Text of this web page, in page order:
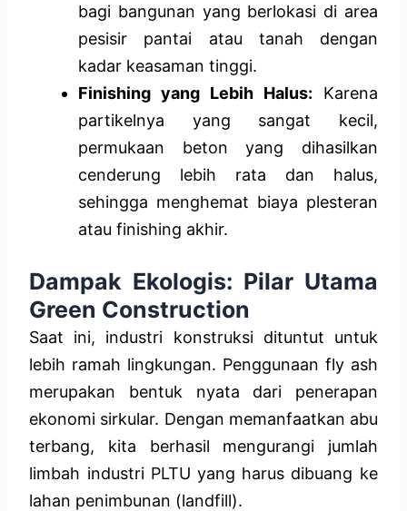
bagi bangunan yang berlokasi di area
pesisir pantai atau tanah dengan
kadar keasaman tinggi.
Finishing yang Lebih Halus: Karena
partikelnya yang sangat kecil,
permukaan beton yang dihasilkan
cenderung lebih rata dan halus,
sehingga menghemat biaya plesteran
atau finishing akhir.
Dampak Ekologis: Pilar Utama
Green Construction
Saat ini, industri konstruksi dituntut untuk
lebih ramah lingkungan. Penggunaan fly ash
merupakan bentuk nyata dari penerapan
ekonomi sirkular. Dengan memanfaatkan abu
terbang, kita berhasil mengurangi jumlah
limbah industri PLTU yang harus dibuang ke
lahan penimbunan (landfill).